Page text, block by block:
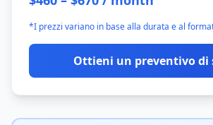
*I prezzi variano in base alla durata e al
Ottieni un preventivo di